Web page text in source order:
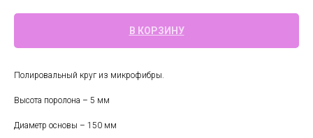
В КОРЗИНУ
Полировальный круг из микрофибры.
Высота поролона – 5 мм
Диаметр основы – 150 мм